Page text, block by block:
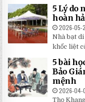
5 Lý do
hoàn
2026-05-
Nhà bạt
khốc liệt
5 bài
Bảo
mệnh
2026-04-
Thọ